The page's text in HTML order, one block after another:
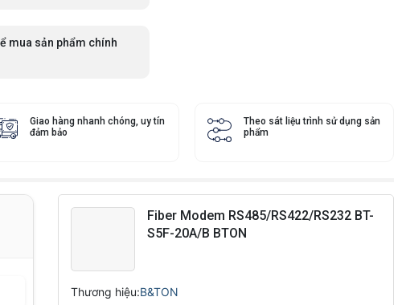
mua sản phẩm chính
Giao hàng nhanh chóng, uy tín
đảm bảo
Theo sát liệu trình sử dụng sản
phẩm
Fiber Modem RS485/RS422/RS232 BT-
S5F-20A/B BTON
Thương hiệu:B&TON